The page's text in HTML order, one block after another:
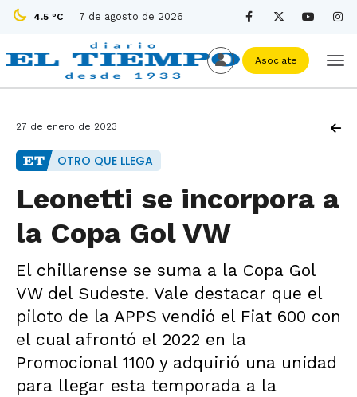
4.5 ºC 7 de agosto de 2026
Asociate
27 de enero de 2023
OTRO QUE LLEGA
Leonetti se incorpora a
la Copa Gol VW
El chillarense se suma a la Copa Gol
VW del Sudeste. Vale destacar que el
piloto de la APPS vendió el Fiat 600 con
el cual afrontó el 2022 en la
Promocional 1100 y adquirió una unidad
para llegar esta temporada a la